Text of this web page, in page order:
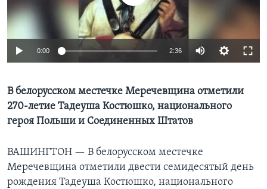
Learning English
СОЦИАЛЬНЫЕ СЕТИ
Языки
0:00 2:36
В белорусском местечке Меречевщина отметили
270-летие Тадеуша Костюшко, национального
героя Польши и Соединенных Штатов
ВАШИНГТОН — В белорусском местечке
Меречевщина отметили двести семидесятый день
рождения Тадеуша Костюшко, национального